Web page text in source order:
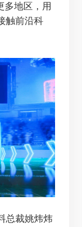
多地区，用
触前沿科
总裁姚炜炜